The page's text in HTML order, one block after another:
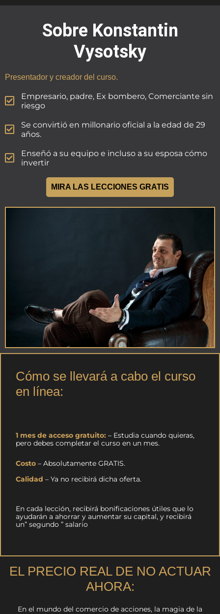
Sobre Konstantin
Vysotsky
Presentador y creador del curso.
Empresario, padre, Ex bombero, Comerciante sin
riesgo
Se convirtió en millonario oficial a la edad de 29
años.
Enseñó a su equipo e incluso a su esposa cómo
invertir
MIRA LAS LECCIONES GRATIS
Cómo se llevará a cabo el curso
en línea:
1 mes de acceso gratuito: – Estudia cuando quieras,
pero debes completar el curso en un mes.
Costo – Absolutamente GRATIS.
Calidad – Ya no recibirá dicha oferta.
En cada lección, recibirá bonificaciones útiles que lo
ayudarán a ahorrar y aumentar su capital, y recibirá
un” segundo ” salario
EL PRECIO REAL DE NO ACTUAR
AHORA:
En el mundo del comercio de acciones, la magia de la